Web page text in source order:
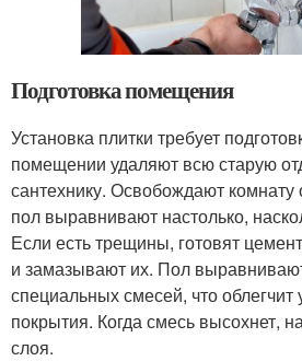
Подготовка помещения
Установка плитки требует
помещении удаляют всю старую
сантехнику. Освобождают
пол выравнивают настолько,
Если есть трещины, готовят
и замазывают их. Пол
специальных смесей, что облегчит
покрытия. Когда смесь высохнет,
слоя.